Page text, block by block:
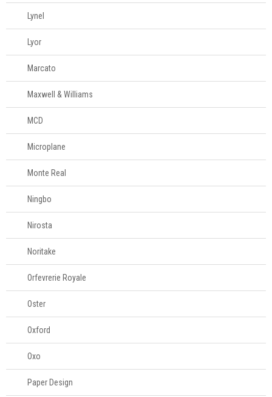
Lynel
Lyor
Marcato
Maxwell & Williams
MCD
Microplane
Monte Real
Ningbo
Nirosta
Noritake
Orfevrerie Royale
Oster
Oxford
Oxo
Paper Design